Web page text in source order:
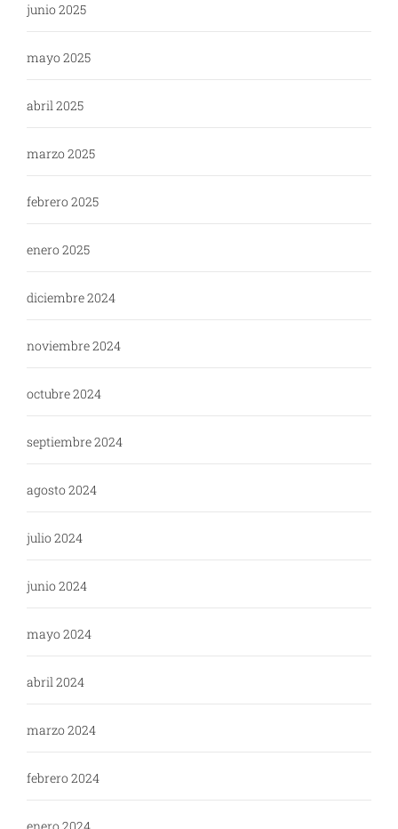
junio 2025
mayo 2025
abril 2025
marzo 2025
febrero 2025
enero 2025
diciembre 2024
noviembre 2024
octubre 2024
septiembre 2024
agosto 2024
julio 2024
junio 2024
mayo 2024
abril 2024
marzo 2024
febrero 2024